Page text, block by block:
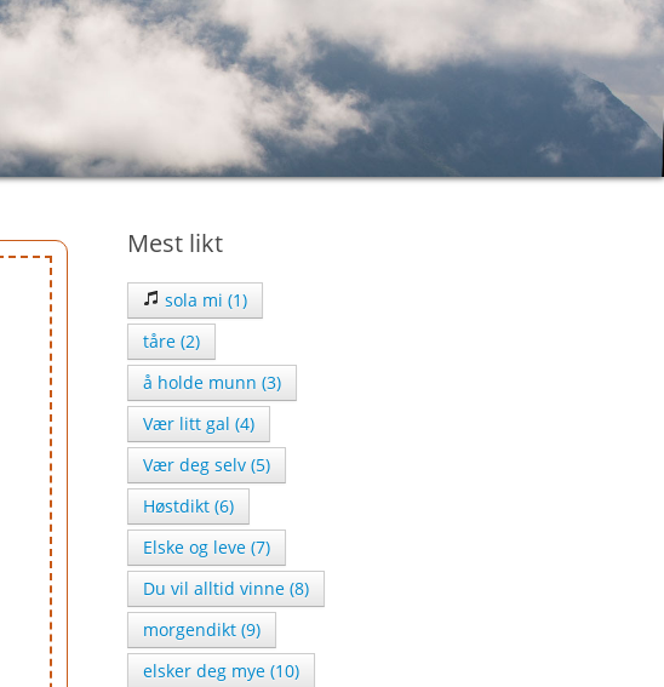
Mest likt
sola mi (1)
tåre (2)
å holde munn (3)
Vær litt gal (4)
Vær deg selv (5)
Høstdikt (6)
Elske og leve (7)
Du vil alltid vinne (8)
morgendikt (9)
elsker deg mye (10)